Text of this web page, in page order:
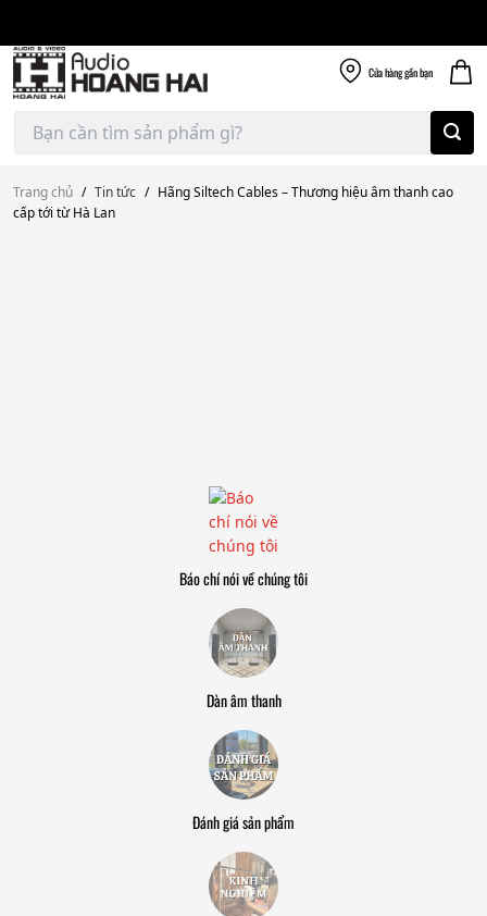
content
Cửa hànggần bạn
Tìm
kiếm:
Trang chủ / Tin tức / Hãng Siltech Cables – Thương hiệu âm thanh cao
cấp tới từ Hà Lan
Báo chí nói về chúng tôi
Dàn âm thanh
Đánh giá sản phẩm